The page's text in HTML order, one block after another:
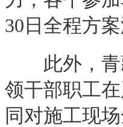
30日全程方
此外，青藏
领干部职工
同对施工现